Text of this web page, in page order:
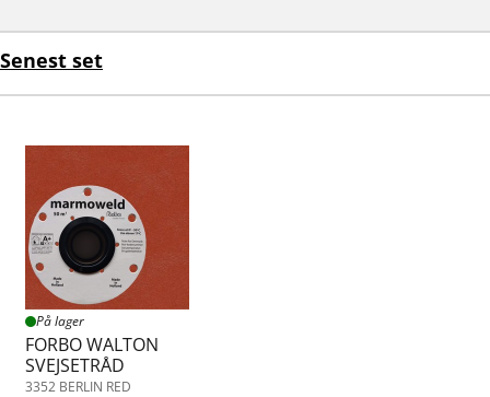
Senest set
På lager
FORBO WALTON
SVEJSETRÅD
3352 BERLIN RED